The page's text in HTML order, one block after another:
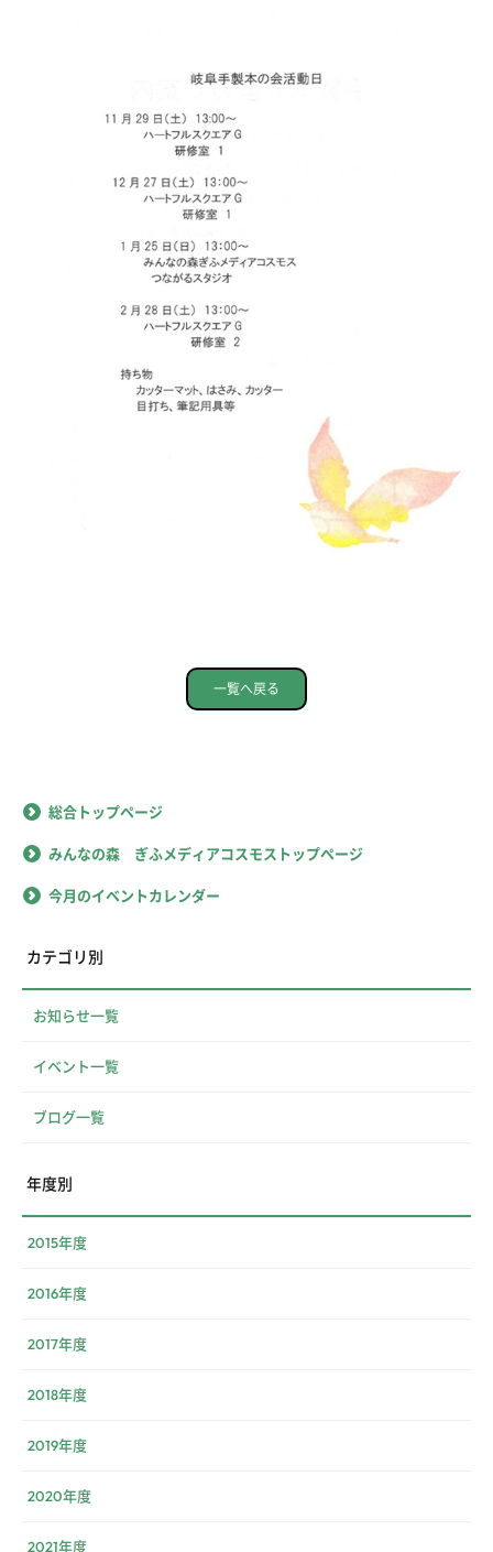
一覧へ戻る
総合トップページ
みんなの森 ぎふメディアコスモストップページ
今月のイベントカレンダー
カテゴリ別
お知らせ一覧
イベント一覧
ブログ一覧
年度別
2015年度
2016年度
2017年度
2018年度
2019年度
2020年度
2021年度